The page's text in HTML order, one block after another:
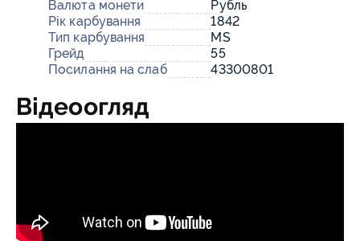
Валюта монети
Рубль
Рік карбування
1842
Тип карбування
MS
Грейд
55
Посилання на слаб
43300801
Відеоогляд